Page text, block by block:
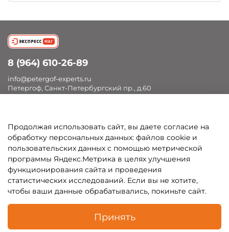
Покупателям
8 (964) 610-26-89
info@petergof-experts.ru
Петергоф, Санкт-Петербургский пр., д.60
Продолжая использовать сайт, вы даете согласие на
обработку персональных данных: файлов cookie и
пользовательских данных с помощью метрической
программы Яндекс.Метрика в целях улучшения
функционирования сайта и проведения
статистических исследований. Если вы не хотите,
чтобы ваши данные обрабатывались, покиньте сайт.
Принять